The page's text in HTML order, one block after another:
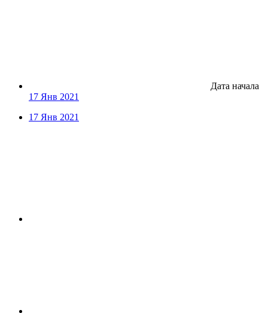
Дата начала
17 Янв 2021
17 Янв 2021